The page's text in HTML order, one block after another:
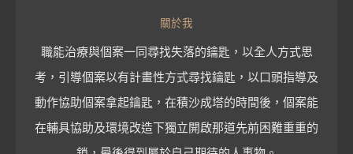
關於我
職能治療與個案一同尋找失落的鑰匙，以全人方式思
考，引導個案以有計畫性方式尋找鑰匙，以口頭指導及
動作協助個案拿起鑰匙，在積沙成塔的時間後，個案能
在輔具協助及環境改造下獨立開啟那道先前困難重重的